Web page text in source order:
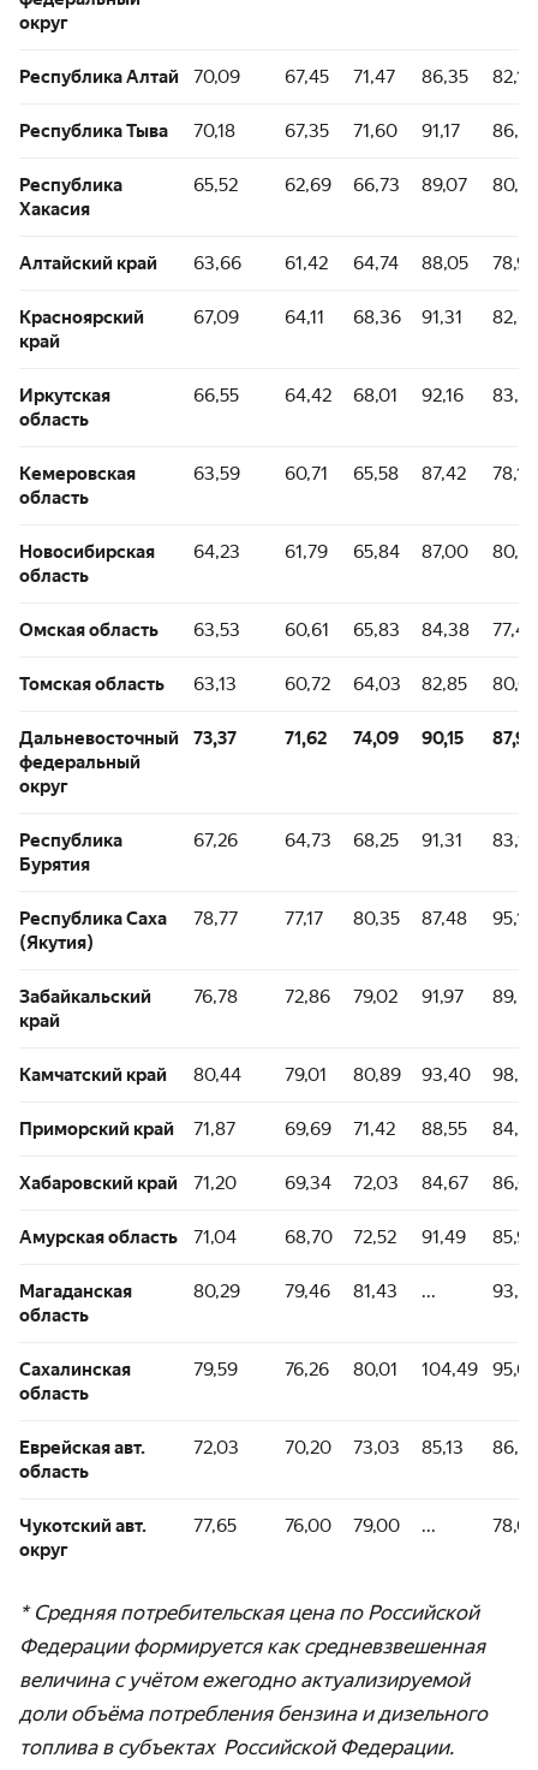
округ
Республика Алтай 70,09 67,45 71,47 86,35 82,11
Республика Тыва 70,18 67,35 71,60 91,17
Республика
Хакасия
65,52 62,69 66,73 89,07
Алтайский край 63,66 61,42 64,74 88,05 78,92
Красноярский
край
67,09 64,11 68,36 91,31 82,64
Иркутская
область
66,55 64,42 68,01 92,16 83,71
Кемеровская
область
63,59 60,71 65,58 87,42 78,13
Новосибирская
область
64,23 61,79 65,84 87,00 80,32
Омская область 63,53 60,61 65,83 84,38 77,49
Томская область 63,13 60,72 64,03 82,85 80,01
Дальневосточный
федеральный
округ
73,37 71,62 74,09 90,15 87,95
Республика
Бурятия
67,26 64,73 68,25 91,31 83,16
Республика Саха
(Якутия)
78,77 77,17 80,35 87,48 95,18
Забайкальский
край
76,78 72,86 79,02 91,97 89,67
Камчатский край 80,44 79,01 80,89 93,40 98,72
Приморский край 71,87 69,69 71,42 88,55 84,55
Хабаровский край 71,20 69,34 72,03 84,67
Амурская область 71,04 68,70 72,52 91,49 85,94
Магаданская
область
80,29 79,46 81,43 ... 93,28
Сахалинская
область
79,59 76,26 80,01 104,49
Еврейская авт.
область
72,03 70,20 73,03 85,13 86,75
Чукотский авт.
округ
77,65 76,00 79,00 ...
* Средняя потребительская цена по Российской
Федерации формируется как средневзвешенная
величина с учётом ежегодно актуализируемой
доли объёма потребления бензина и дизельного
топлива в субъектах Российской Федерации.